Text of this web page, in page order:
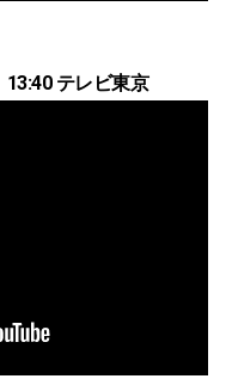
13:40 テレビ東京